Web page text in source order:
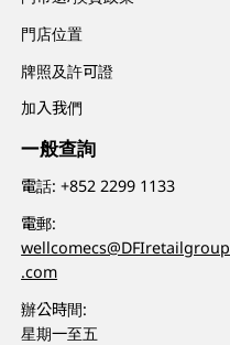
門店位置
牌照及許可證
加入我們
一般查詢
電話:+852 2299 1133
電郵:
wellcomecs@DFIretailgroup
.com
辦公時間:
星期一至五